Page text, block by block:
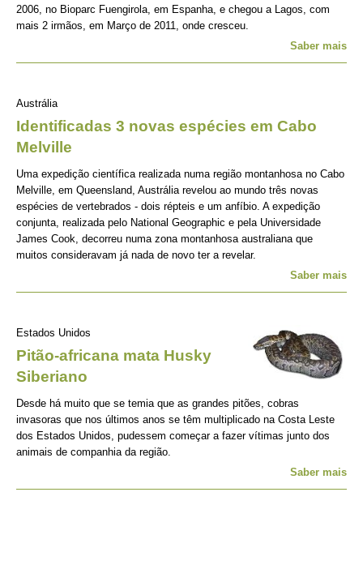
2006, no Bioparc Fuengirola, em Espanha, e chegou a Lagos, com
mais 2 irmãos, em Março de 2011, onde cresceu.
Saber mais
Austrália
Identificadas 3 novas espécies em Cabo
Melville
Uma expedição científica realizada numa região montanhosa no Cabo
Melville, em Queensland, Austrália revelou ao mundo três novas
espécies de vertebrados - dois répteis e um anfíbio. A expedição
conjunta, realizada pelo National Geographic e pela Universidade
James Cook, decorreu numa zona montanhosa australiana que
muitos consideravam já nada de novo ter a revelar.
Saber mais
Estados Unidos
Pitão-africana mata Husky
Siberiano
Desde há muito que se temia que as grandes pitões, cobras
invasoras que nos últimos anos se têm multiplicado na Costa Leste
dos Estados Unidos, pudessem começar a fazer vítimas junto dos
animais de companhia da região.
Saber mais